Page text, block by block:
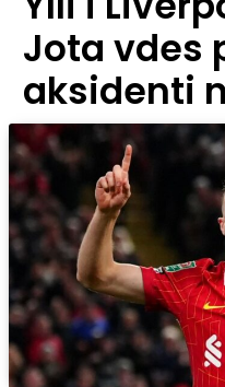
Jota vdes
aksidenti